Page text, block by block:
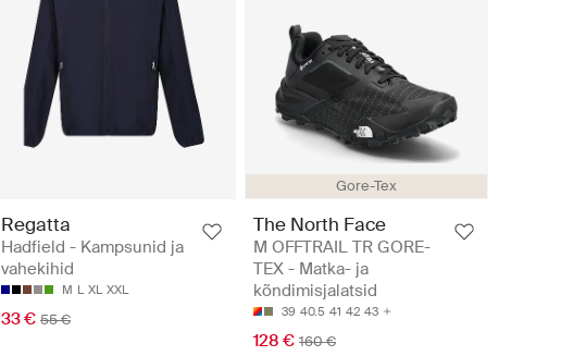
Regatta
Hadfield - Kampsunid ja
vahekihid
M L XL XXL
33 € 55 €
Gore-Tex
The North Face
M OFFTRAIL TR GORE-
TEX - Matka- ja
kõndimisjalatsid
39 40.5 41 42 43
128 € 160 €